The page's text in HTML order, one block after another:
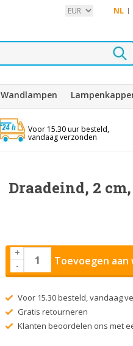
NL
Wandlampen
Voor 15.30 uur besteld,
vandaag verzonden
Draadeind, 2
+
-
Toevoegen aan
Voor 15.30 besteld, vandaag
Gratis retourneren
Klanten beoordelen ons met